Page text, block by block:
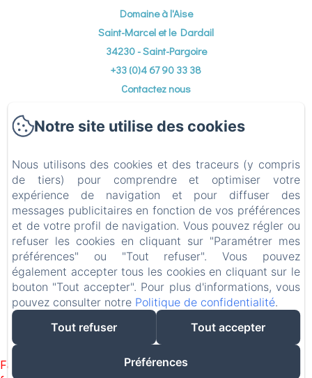
Domaine à l'Aise
Saint-Marcel et le Dardail
34230 - Saint-Pargoire
+33 (0)4 67 90 33 38
Contactez nous
Chambres & Gîtes
Table d'hôtes
Photos
Environs
Contact
Politique de confidentialité
Informations légales
Informations sur les cookies
EN NL
EL
Créé par Amenitiz
Failed to load BookingEngine/index: Loading chunk 1322
Notre site utilise des cookies
Nous utilisons des cookies et des traceurs (y compris
de tiers) pour comprendre et optimiser votre
expérience de navigation et pour diffuser des
messages publicitaires en fonction de vos préférences
et de votre profil de navigation. Vous pouvez régler ou
refuser les cookies en cliquant sur "Paramétrer mes
préférences" ou "Tout refuser". Vous pouvez
également accepter tous les cookies en cliquant sur le
bouton "Tout accepter". Pour plus d'informations, vous
pouvez consulter notre Politique de confidentialité.
Tout refuser
Tout accepter
Préférences